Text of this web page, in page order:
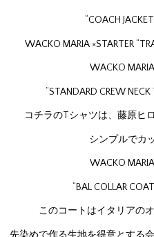
“COACH
WACKO MARIA ×STARTER
WACKO
“STANDARD CREW
コチラのTシャツは、藤原ヒ
シンプルでカ
WACKO
“BAL COLLAR
このコートはイタリアの
先染めで作る生地を得意とする